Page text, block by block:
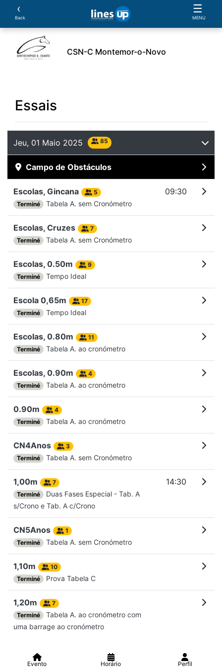
‹
Back
☰
MENU
CSN-C Montemor-o-Novo
Essais
Jeu, 01 Maio 2025 85
Campo de Obstáculos
Escolas, Gincana
5
Terminé
Tabela A. sem Cronómetro
09:30
Escolas, Cruzes
7
Terminé
Tabela A. sem Cronómetro
Escolas, 0.50m
9
Terminé
Tempo Ideal
Escola 0,65m
17
Terminé
Tempo Ideal
Escolas, 0.80m
11
Terminé
Tabela A. ao cronómetro
Escolas, 0.90m
4
Terminé
Tabela A. ao cronómetro
0.90m
4
Terminé
Tabela A. ao cronómetro
CN4Anos
3
Terminé
Tabela A. sem Cronómetro
1,00m
7
Terminé
Duas Fases Especial - Tab. A
s/Crono e Tab. A c/Crono
14:30
CN5Anos
1
Terminé
Tabela A. sem Cronómetro
1,10m
10
Terminé
Prova Tabela C
1,20m
7
Terminé
Tabela A. ao cronómetro com
uma barrage ao cronómetro
Evento Horário Perfil